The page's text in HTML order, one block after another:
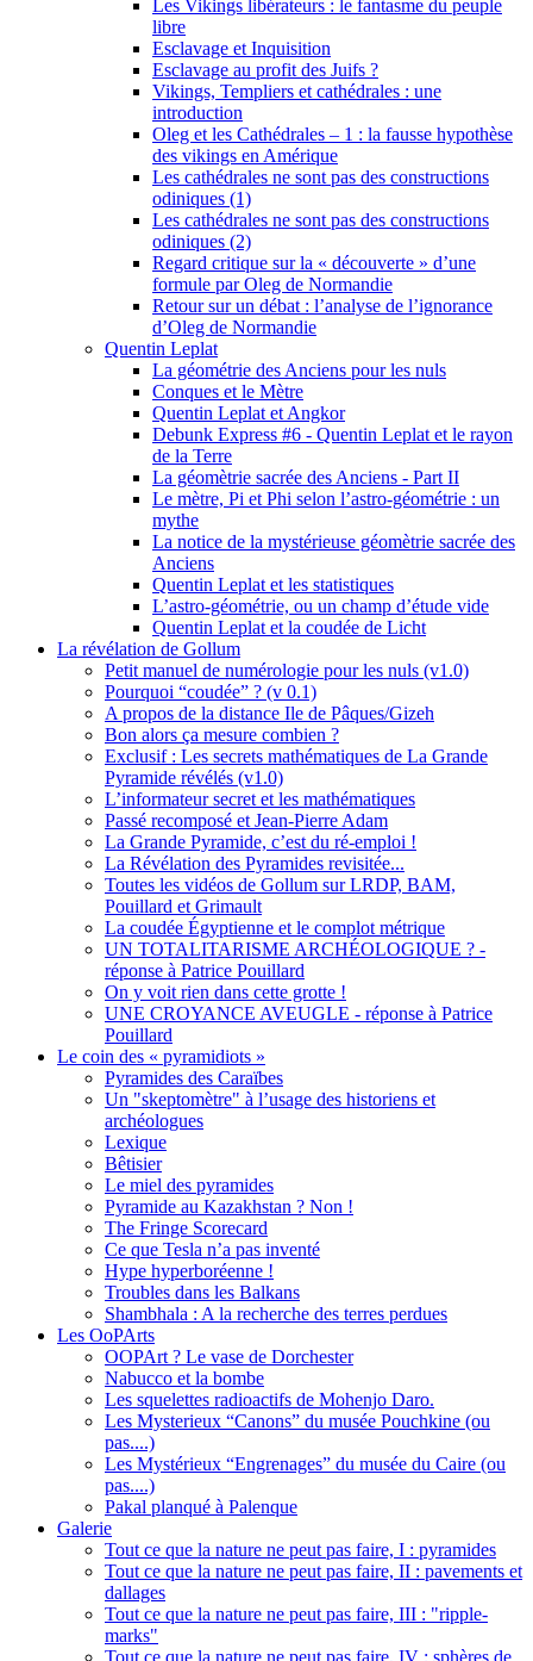
Les Vikings libérateurs : le fantasme du peuple
libre
Esclavage et Inquisition
Esclavage au profit des Juifs ?
Vikings, Templiers et cathédrales : une
introduction
Oleg et les Cathédrales – 1 : la fausse hypothèse
des vikings en Amérique
Les cathédrales ne sont pas des constructions
odiniques (1)
Les cathédrales ne sont pas des constructions
odiniques (2)
Regard critique sur la « découverte » d’une
formule par Oleg de Normandie
Retour sur un débat : l’analyse de l’ignorance
d’Oleg de Normandie
Quentin Leplat
La géométrie des Anciens pour les nuls
Conques et le Mètre
Quentin Leplat et Angkor
Debunk Express #6 - Quentin Leplat et le rayon
de la Terre
La géomètrie sacrée des Anciens - Part II
Le mètre, Pi et Phi selon l’astro-géométrie : un
mythe
La notice de la mystérieuse géomètrie sacrée des
Anciens
Quentin Leplat et les statistiques
L’astro-géométrie, ou un champ d’étude vide
Quentin Leplat et la coudée de Licht
La révélation de Gollum
Petit manuel de numérologie pour les nuls (v1.0)
Pourquoi “coudée” ? (v 0.1)
A propos de la distance Ile de Pâques/Gizeh
Bon alors ça mesure combien ?
Exclusif : Les secrets mathématiques de La Grande
Pyramide révélés (v1.0)
L’informateur secret et les mathématiques
Passé recomposé et Jean-Pierre Adam
La Grande Pyramide, c’est du ré-emploi !
La Révélation des Pyramides revisitée...
Toutes les vidéos de Gollum sur LRDP, BAM,
Pouillard et Grimault
La coudée Égyptienne et le complot métrique
UN TOTALITARISME ARCHÉOLOGIQUE ? -
réponse à Patrice Pouillard
On y voit rien dans cette grotte !
UNE CROYANCE AVEUGLE - réponse à Patrice
Pouillard
Le coin des « pyramidiots »
Pyramides des Caraïbes
Un "skeptomètre" à l’usage des historiens et
archéologues
Lexique
Bêtisier
Le miel des pyramides
Pyramide au Kazakhstan ? Non !
The Fringe Scorecard
Ce que Tesla n’a pas inventé
Hype hyperboréenne !
Troubles dans les Balkans
Shambhala : A la recherche des terres perdues
Les OoPArts
OOPArt ? Le vase de Dorchester
Nabucco et la bombe
Les squelettes radioactifs de Mohenjo Daro.
Les Mysterieux “Canons” du musée Pouchkine (ou
pas....)
Les Mystérieux “Engrenages” du musée du Caire (ou
pas....)
Pakal planqué à Palenque
Galerie
Tout ce que la nature ne peut pas faire, I : pyramides
Tout ce que la nature ne peut pas faire, II : pavements et
dallages
Tout ce que la nature ne peut pas faire, III : "ripple-
marks"
Tout ce que la nature ne peut pas faire, IV : sphères de